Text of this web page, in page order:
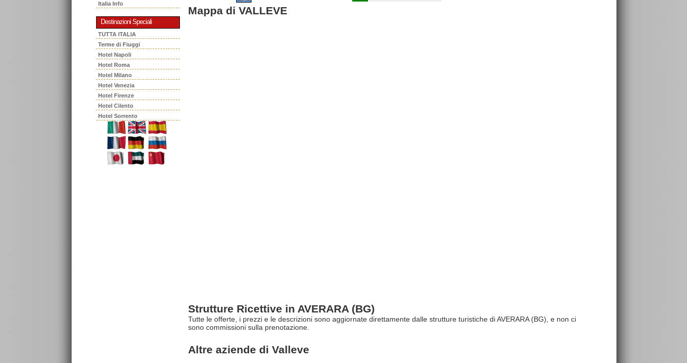
Italia Info
Destinazioni Speciali
TUTTA ITALIA
Terme di Fiuggi
Hotel Napoli
Hotel Roma
Hotel Milano
Hotel Venezia
Hotel Firenze
Hotel Cilento
Hotel Sorrento
Mappa di VALLEVE
Strutture Ricettive in AVERARA (BG)
Tutte le offerte, i prezzi e le descrizioni sono aggiornate direttamente dalle strutture turistiche di AVERARA (BG), e non ci
sono commissioni sulla prenotazione.
Altre aziende di Valleve